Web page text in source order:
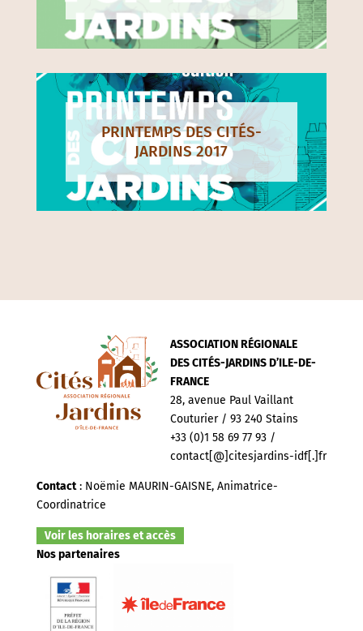
PRINTEMPS DES CITÉS-
JARDINS 2017
ASSOCIATION RÉGIONALE
DES CITÉS-JARDINS D’ILE-DE-
FRANCE
28, avenue Paul Vaillant
Couturier / 93 240 Stains
+33 (0)1 58 69 77 93 /
contact[@]citesjardins-idf[.]fr
Contact: Noëmie MAURIN-GAISNE, Animatrice-
Coordinatrice
Voir les horaires et accès
Nos partenaires